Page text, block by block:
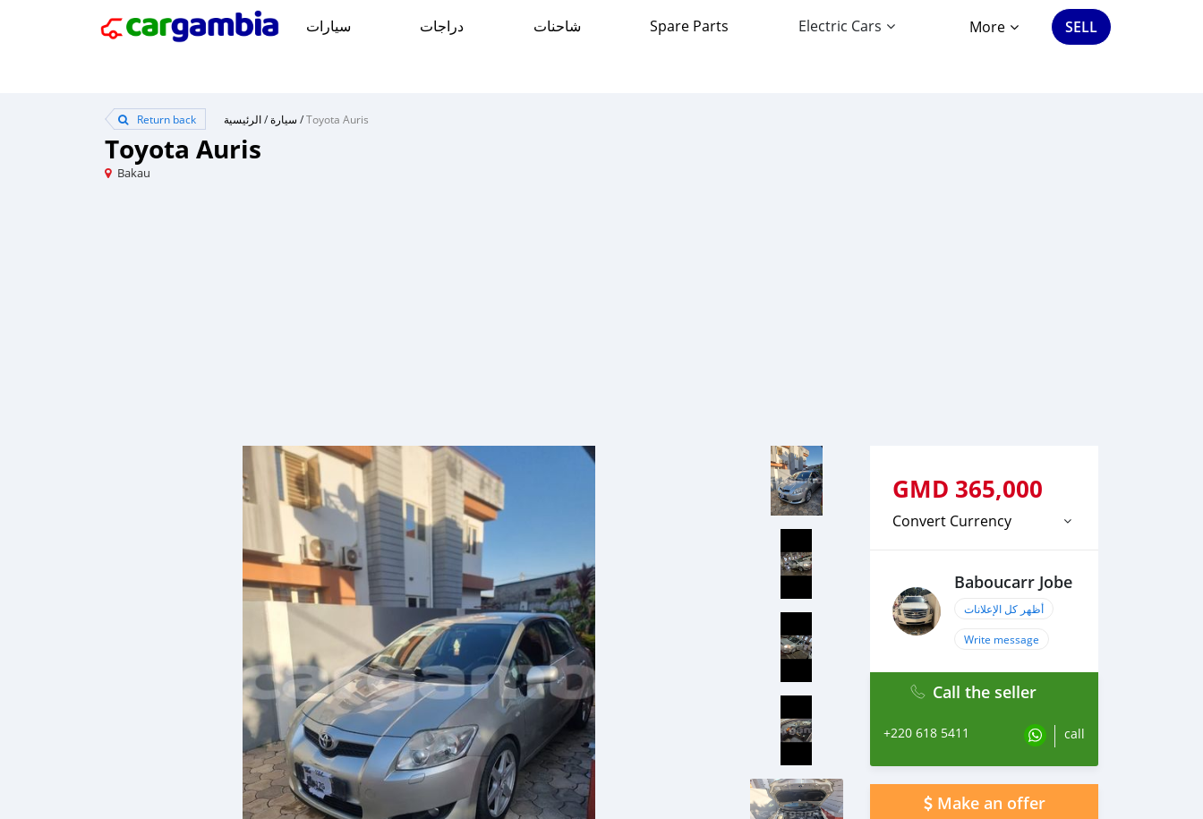
سيارات دراجات شاحنات Spare Parts Electric Cars More SELL
Return back الرئيسية/سيارة /Toyota Auris
Toyota Auris
Bakau
GMD 365,000
Convert Currency
Baboucarr Jobe
أظهر كل الإعلانات
Write message
Call the seller
+220 618 5411 call
Make an offer